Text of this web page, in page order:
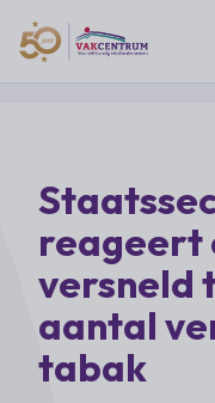
MEERwaarde
Assortiment
Digitalisering
Duurzaamheid
Franchise
Branches
Branches
Supermarkten
Advies
Advies overzicht
Bedrijfsjuridisch
Vakcentrum
reageert
versneld
aantal
tabak